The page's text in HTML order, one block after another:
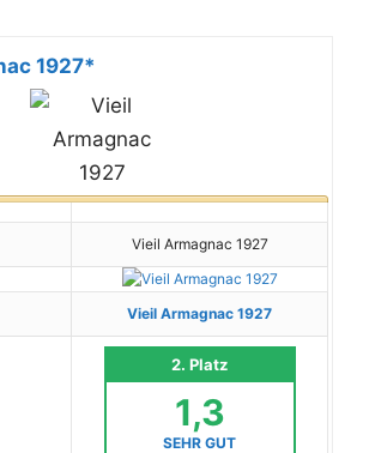
1927*
Vieil Armagnac 1927
Vieil Armagnac 1927
2. Platz
1,3
SEHR GUT